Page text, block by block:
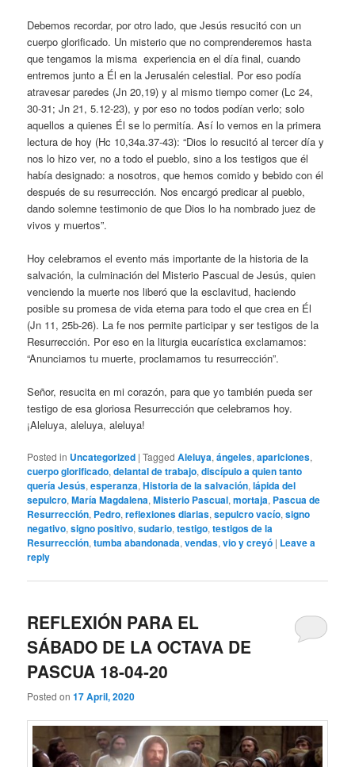
Debemos recordar, por otro lado, que Jesús resucitó con un
cuerpo glorificado. Un misterio que no comprenderemos hasta
que tengamos la misma experiencia en el día final, cuando
entremos junto a Él en la Jerusalén celestial. Por eso podía
atravesar paredes (Jn 20,19) y al mismo tiempo comer (Lc 24,
30-31; Jn 21, 5.12-23), y por eso no todos podían verlo; solo
aquellos a quienes Él se lo permitía. Así lo vemos en la primera
lectura de hoy (Hc 10,34a.37-43): “Dios lo resucitó al tercer día y
nos lo hizo ver, no a todo el pueblo, sino a los testigos que él
había designado: a nosotros, que hemos comido y bebido con él
después de su resurrección. Nos encargó predicar al pueblo,
dando solemne testimonio de que Dios lo ha nombrado juez de
vivos y muertos”.
Hoy celebramos el evento más importante de la historia de la
salvación, la culminación del Misterio Pascual de Jesús, quien
venciendo la muerte nos liberó que la esclavitud, haciendo
posible su promesa de vida eterna para todo el que crea en Él
(Jn 11, 25b-26). La fe nos permite participar y ser testigos de la
Resurrección. Por eso en la liturgia eucarística exclamamos:
“Anunciamos tu muerte, proclamamos tu resurrección”.
Señor, resucita en mi corazón, para que yo también pueda ser
testigo de esa gloriosa Resurrección que celebramos hoy.
¡Aleluya, aleluya, aleluya!
Posted in Uncategorized |Tagged Aleluya,ángeles,apariciones,
cuerpo glorificado,delantal de trabajo,discípulo a quien tanto
quería Jesús,esperanza,Historia de la salvación,lápida del
sepulcro,María Magdalena,Misterio Pascual,mortaja, Pascua de
Resurrección, Pedro,reflexiones diarias,sepulcro vacío,signo
negativo,signo positivo,sudario,testigo,testigos de la
Resurrección,tumba abandonada,vendas,vio y creyó | Leave a
reply
REFLEXIÓN PARA EL
SÁBADO DE LA OCTAVA DE
PASCUA 18-04-20
Posted on17 April, 2020